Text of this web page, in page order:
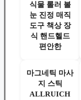
식물 롤러 볼
눈 진정 매직
도구 책상 장
식 핸드헬드
편안한
마그네틱 마사
지 스틱
ALLRUICH